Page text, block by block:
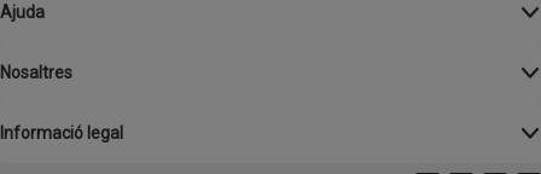
Ajuda
Nosaltres
Informació legal